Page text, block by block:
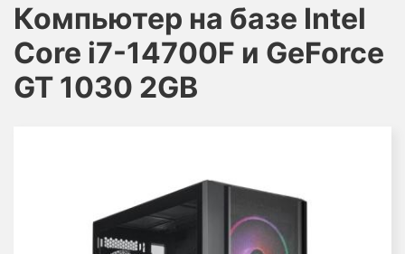
Компьютер на базе Intel
Core i7-14700F и GeForce
GT 1030 2GB